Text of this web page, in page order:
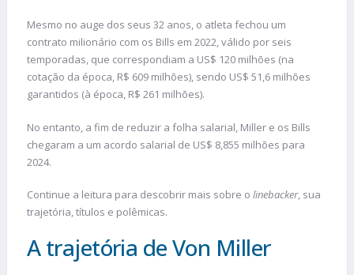
Mesmo no auge dos seus 32 anos, o atleta fechou um
contrato milionário com os Bills em 2022, válido por seis
temporadas, que correspondiam a US$ 120 milhões (na
cotação da época, R$ 609 milhões), sendo US$ 51,6 milhões
garantidos (à época, R$ 261 milhões).
No entanto, a fim de reduzir a folha salarial, Miller e os Bills
chegaram a um acordo salarial de US$ 8,855 milhões para
2024.
Continue a leitura para descobrir mais sobre o linebacker, sua
trajetória, títulos e polêmicas.
A trajetória de Von Miller